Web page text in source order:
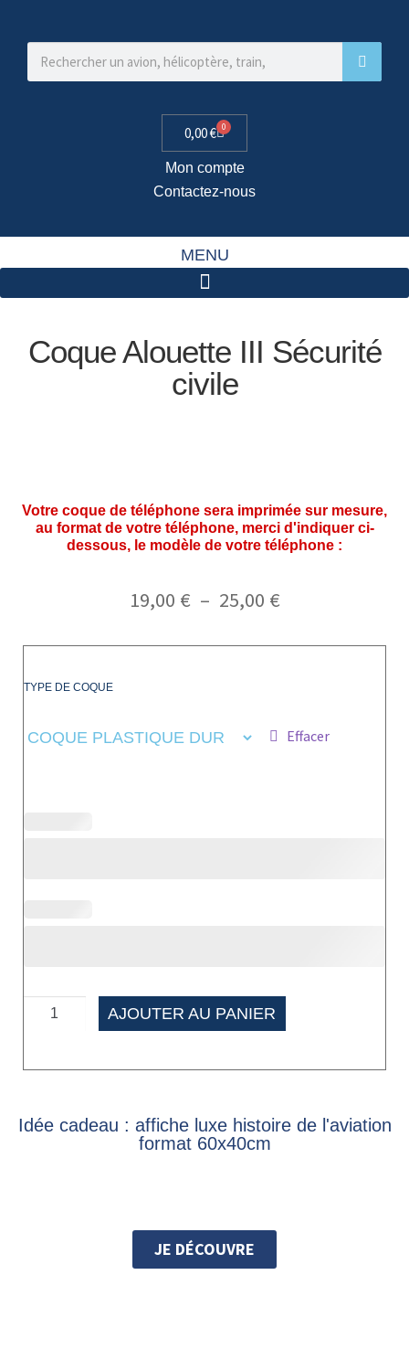
0,00€ 0
Mon compte
Contactez-nous
MENU
Coque Alouette III Sécurité
civile
Votre coque de téléphone sera imprimée sur mesure,
au format de votre téléphone, merci d'indiquer ci-
dessous, le modèle de votre téléphone :
19,00 € – 25,00 €
TYPE DE COQUE
Effacer
AJOUTER AU PANIER
Idée cadeau : affiche luxe histoire de l'aviation
format 60x40cm
JE DÉCOUVRE